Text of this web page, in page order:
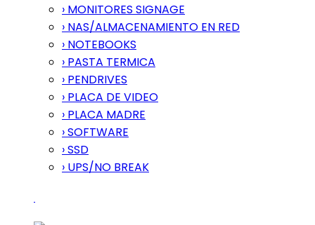
› MONITORES SIGNAGE
› NAS/ALMACENAMIENTO EN RED
› NOTEBOOKS
› PASTA TERMICA
› PENDRIVES
› PLACA DE VIDEO
› PLACA MADRE
› SOFTWARE
› SSD
› UPS/NO BREAK